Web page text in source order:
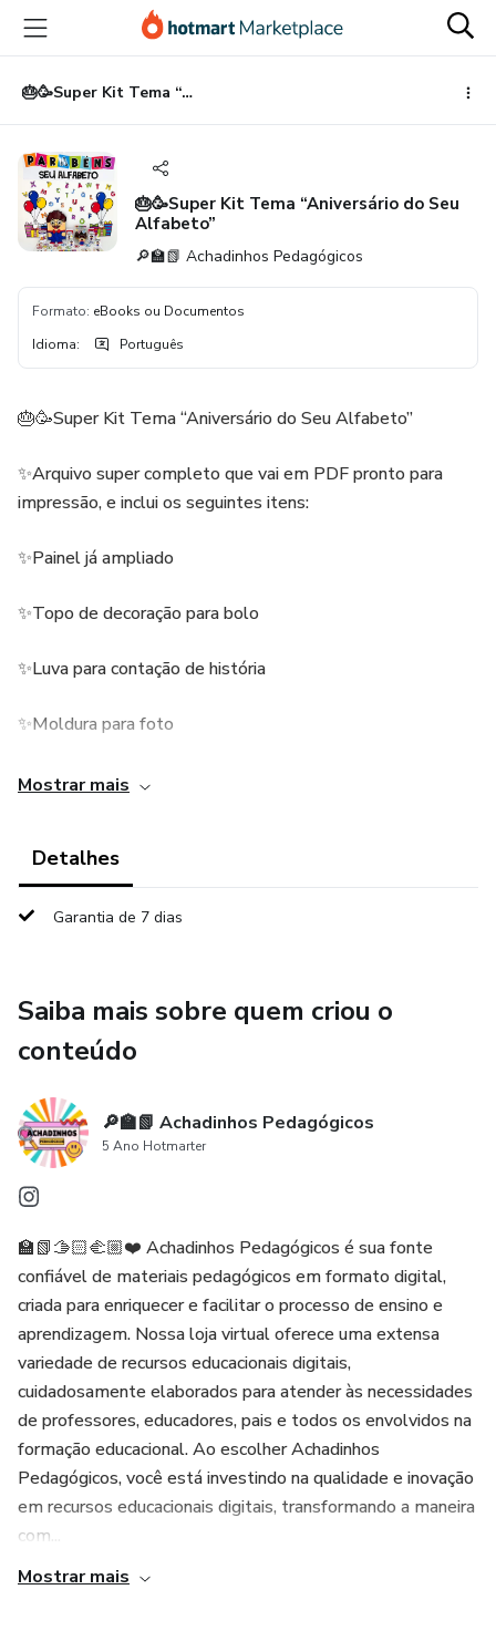
para
conteúdo
principal
para
pagamento
para
rodapé
🎂🥳Super Kit Tema “Aniversário do Seu Alfabeto”
🎂🥳Super Kit Tema “Aniversário do Seu
Alfabeto”
🔎🏫📗 Achadinhos Pedagógicos
Formato: eBooks ou Documentos
Idioma: Português
🎂🥳Super Kit Tema “Aniversário do Seu Alfabeto”
✨Arquivo super completo que vai em PDF pronto para
impressão, e inclui os seguintes itens:
✨Painel já ampliado
✨Topo de decoração para bolo
✨Luva para contação de história
✨Moldura para foto
✨Convite com envelope
✨Sacolinha
✨Alfabeto móvel no envelope na opção colorida e para
💰R$9,00
Mostrar mais
Detalhes
Garantia de 7 dias
Saiba mais sobre quem criou o
conteúdo
🔎🏫📗 Achadinhos Pedagógicos
5 Ano Hotmarter
🏫📗🫱🏻‍🫲🏼❤️ Achadinhos Pedagógicos é sua fonte
confiável de materiais pedagógicos em formato digital,
criada para enriquecer e facilitar o processo de ensino e
aprendizagem. Nossa loja virtual oferece uma extensa
variedade de recursos educacionais digitais,
cuidadosamente elaborados para atender às necessidades
de professores, educadores, pais e todos os envolvidos na
formação educacional. Ao escolher Achadinhos
Pedagógicos, você está investindo na qualidade e inovação
em recursos educacionais digitais, transformando a maneira
com...
Mostrar mais